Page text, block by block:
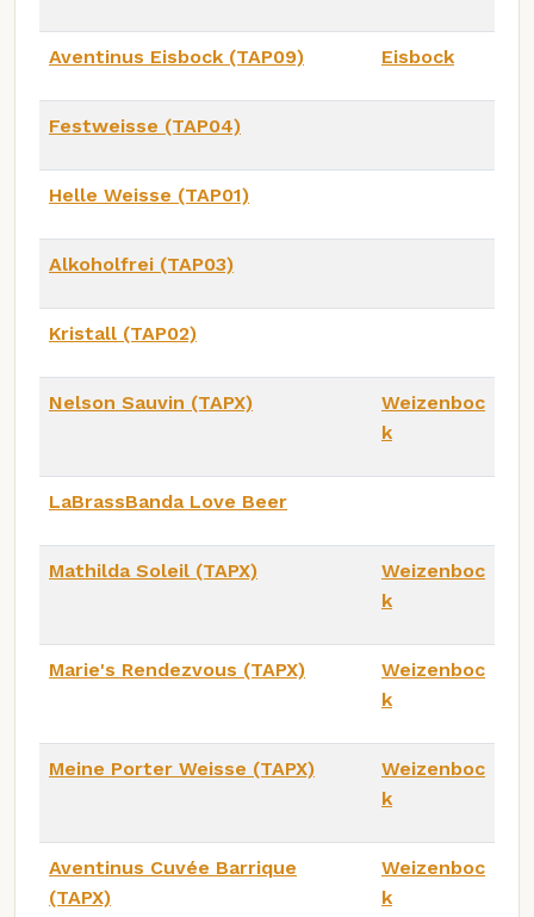
Aventinus Eisbock (TAP09) Eisbock
Festweisse (TAP04)
Helle Weisse (TAP01)
Alkoholfrei (TAP03)
Kristall (TAP02)
Nelson Sauvin (TAPX)
Weizenboc
k
LaBrassBanda Love Beer
Mathilda Soleil (TAPX)
Weizenboc
k
Marie's Rendezvous (TAPX)
Weizenboc
k
Meine Porter Weisse (TAPX)
Weizenboc
k
Aventinus Cuvée Barrique
(TAPX)
Weizenboc
k